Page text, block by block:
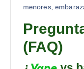
menores,
(FAQ)